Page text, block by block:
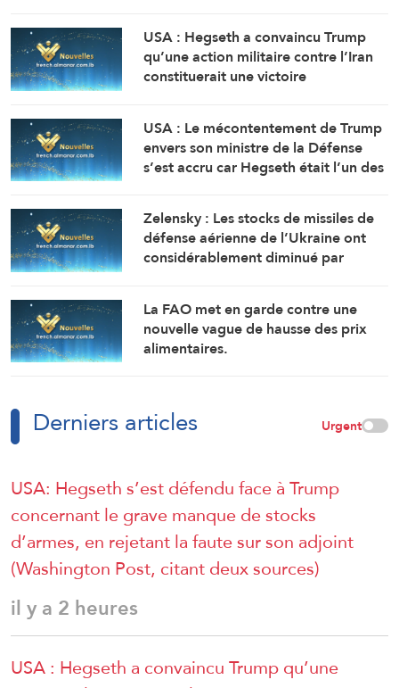
Post, citant deux sources)
USA : Hegseth a convaincu Trump
qu’une action militaire contre l’Iran
constituerait une victoire
(Washington Post, citant des
responsables)
USA : Le mécontentement de Trump
envers son ministre de la Défense
s’est accru car Hegseth était l’un des
militaire contre l’Iran ( Washington
Post, citant des responsables)
Zelensky : Les stocks de missiles de
défense aérienne de l’Ukraine ont
considérablement diminué par
La FAO met en garde contre une
nouvelle vague de hausse des prix
alimentaires.
Derniers articles Urgent
USA: Hegseth s’est défendu face à Trump
concernant le grave manque de stocks
d’armes, en rejetant la faute sur son adjoint
(Washington Post, citant deux sources)
il y a 2 heures
USA : Hegseth a convaincu Trump qu’une